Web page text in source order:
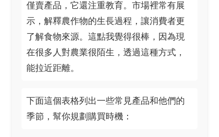
僅賣產品，它還注重教育。市場裡常有展
示，解釋農作物的生長過程，讓消費者更
了解食物來源。這點我覺得很棒，因為現
在很多人對農業很陌生，透過這種方式，
能拉近距離。
下面這個表格列出一些常見產品和他們的
季節，幫你規劃購買時機：